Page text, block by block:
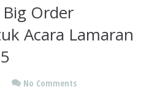
Order
Acara Lamaran
No Comments